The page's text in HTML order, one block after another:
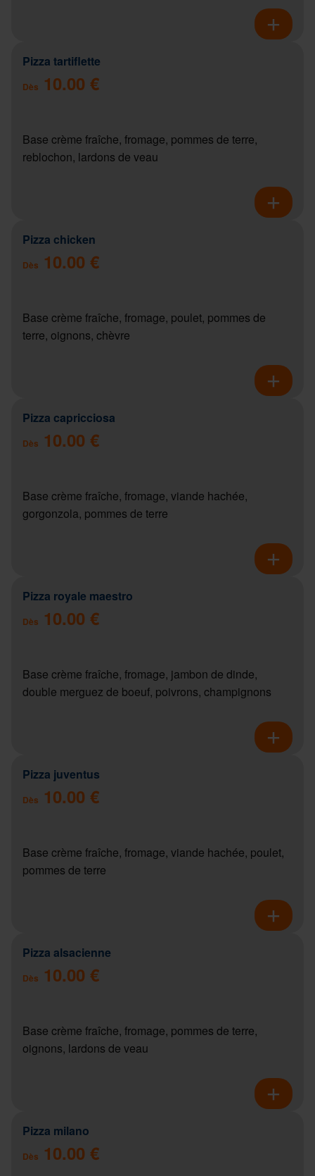
Pizza tartiflette
Dès 10.00 €
Base crème fraîche, fromage, pommes de terre,
reblochon, lardons de veau
Pizza chicken
Dès 10.00 €
Base crème fraîche, fromage, poulet, pommes de
terre, oignons, chèvre
Pizza capricciosa
Dès 10.00 €
Base crème fraîche, fromage, viande hachée,
gorgonzola, pommes de terre
Pizza royale maestro
Dès 10.00 €
Base crème fraîche, fromage, jambon de dinde,
double merguez de boeuf, poivrons, champignons
Pizza juventus
Dès 10.00 €
Base crème fraîche, fromage, viande hachée, poulet,
pommes de terre
Pizza alsacienne
Dès 10.00 €
Base crème fraîche, fromage, pommes de terre,
oignons, lardons de veau
Pizza milano
Dès 10.00 €